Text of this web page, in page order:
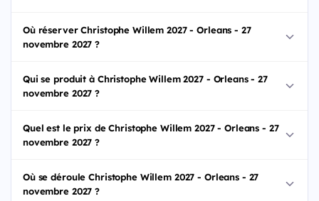
Où réserver Christophe Willem 2027 - Orleans - 27
novembre 2027 ?
Qui se produit à Christophe Willem 2027 - Orleans - 27
novembre 2027 ?
Quel est le prix de Christophe Willem 2027 - Orleans - 27
novembre 2027 ?
Où se déroule Christophe Willem 2027 - Orleans - 27
novembre 2027 ?